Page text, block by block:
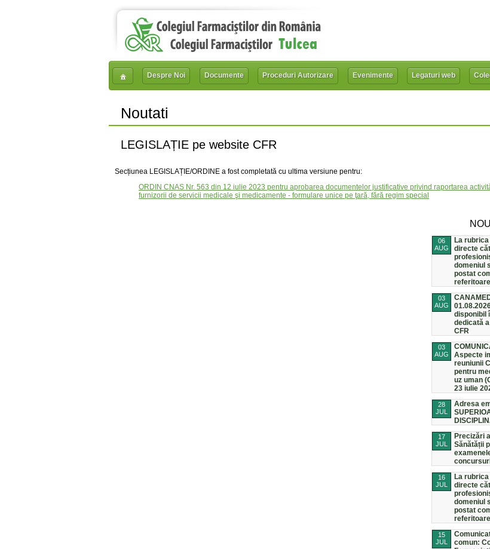
Despre Noi Documente Proceduri Autorizare Evenimente Legaturi web
Noutati
LEGISLAȚIE pe website CFR
Secțiunea LEGISLAȚIE/ORDINE a fost completată cu ultima versiune pentru:
ORDIN CNAS Nr. 563 din 12 iulie 2023 pentru aprobarea documentelor justificative privind raportarea
furnizorii de servicii medicale şi medicamente - formulare unice pe ţară, fără regim special
06
AUG
La
directe
domeniul
postat
03
AUG
disponibil
dedicată
CFR
03
AUG
Aspecte
reuniunii
pentru
uz uman
23 iulie
28
JUL
Adresa
17
JUL
Precizări
Sănătății
16
JUL
La
directe
domeniul
postat
15
JUL
comun: